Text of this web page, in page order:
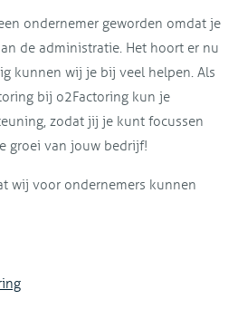
ondernemer geworden omdat je
de administratie. Het hoort er nu
kunnen wij je bij veel helpen. Als
bij o2Factoring kun je
zodat jij je kunt focussen
groei van jouw bedrijf!
wij voor ondernemers kunnen